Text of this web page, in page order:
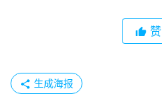
赞
生成海报